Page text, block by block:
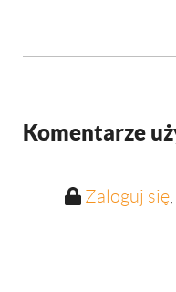
Komentarze
Zaloguj się